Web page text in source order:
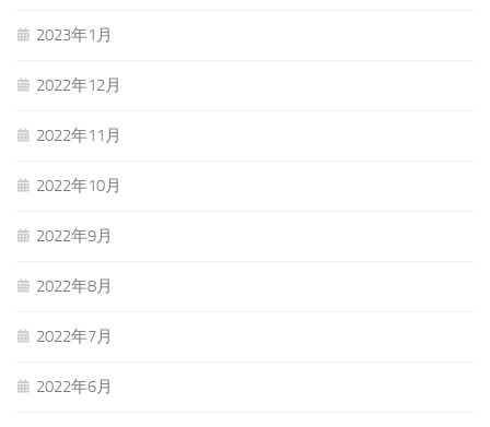
2023年1月
2022年12月
2022年11月
2022年10月
2022年9月
2022年8月
2022年7月
2022年6月